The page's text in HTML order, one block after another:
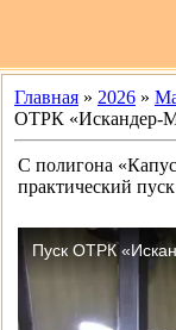
Главная » 2026 »
ОТРК «Искандер-
С полигона
практический